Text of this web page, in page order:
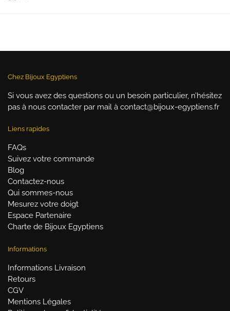
Chez Bijoux Egyptiens
Si vous avez des questions ou un besoin particulier, n’hésitez
pas à nous contacter par mail à contact@bijoux-egyptiens.fr
Liens rapides
FAQs
Suivez votre commande
Blog
Contactez-nous
Qui sommes-nous
Mesurez votre doigt
Espace Partenaire
Charte de Bijoux Egyptiens
Informations
Informations Livraison
Retours
CGV
Mentions Légales